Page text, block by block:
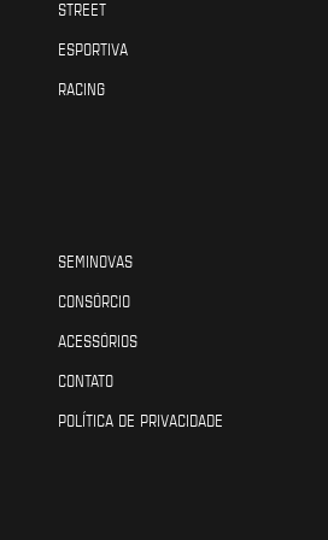
STREET
ESPORTIVA
RACING
SEMINOVAS
CONSÓRCIO
ACESSÓRIOS
CONTATO
POLÍTICA DE PRIVACIDADE